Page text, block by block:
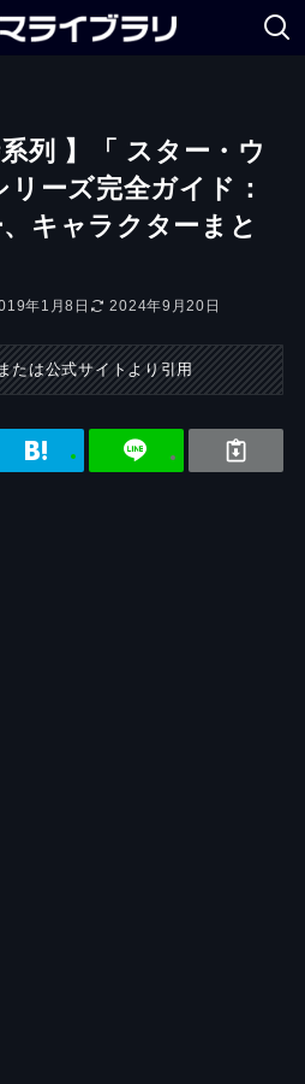
系列 】「 スター・ウ
リーズ完全ガイド：
キャラクターまと
年1月8日 2024年9月20日
たは公式サイトより引用